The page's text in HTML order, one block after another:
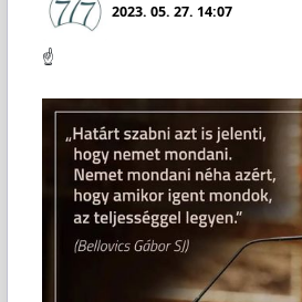
2023. 05. 27. 14:07
☝️